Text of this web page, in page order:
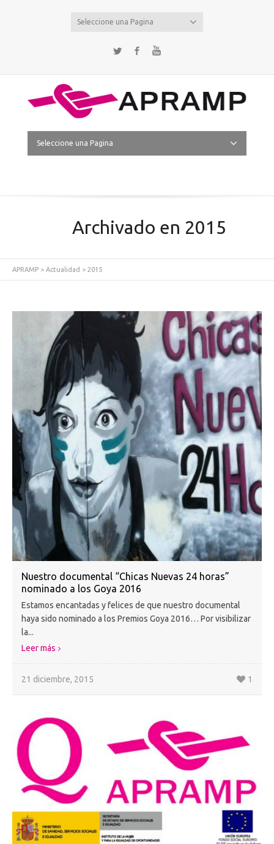
Seleccione una Pagina
Twitter Facebook
Seleccione una Pagina
Archivado en 2015
APRAMP > Actualidad > 2015
Nuestro documental “Chicas Nuevas 24 horas”
nominado a los Goya 2016
Estamos encantadas y felices de que nuestro documental
haya sido nominado a los Premios Goya 2016… Por visibilizar
la...
Leer más
21 diciembre, 2015 1